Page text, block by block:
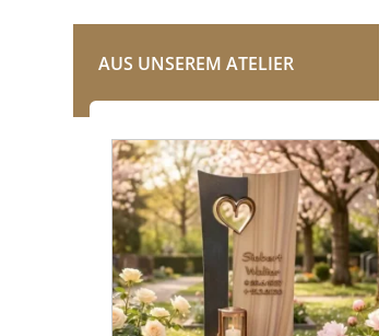
AUS UNSEREM ATELIER